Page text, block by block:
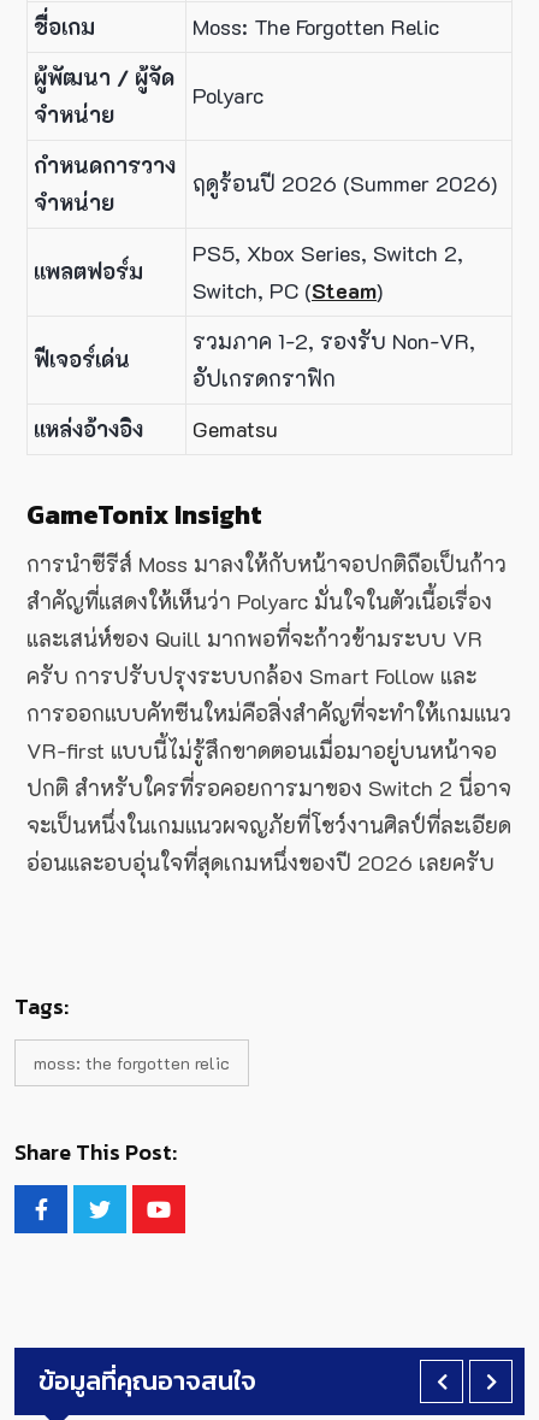
ชื่อเกม
Moss: The Forgotten Relic
ผู้พัฒนา / ผู้จัด
จำหน่าย
Polyarc
กำหนดการวาง
จำหน่าย
ฤดูร้อนปี 2026 (Summer 2026)
แพลตฟอร์ม
PS5, Xbox Series, Switch 2,
Switch, PC (Steam)
ฟีเจอร์เด่น
รวมภาค 1-2, รองรับ Non-VR,
อัปเกรดกราฟิก
แหล่งอ้างอิง
Gematsu
GameTonix Insight
การนำซีรีส์ Moss มาลงให้กับหน้าจอปกติถือเป็นก้าว
สำคัญที่แสดงให้เห็นว่า Polyarc มั่นใจในตัวเนื้อเรื่อง
และเสน่ห์ของ Quill มากพอที่จะก้าวข้ามระบบ VR
ครับ การปรับปรุงระบบกล้อง Smart Follow และ
การออกแบบคัทซีนใหม่คือสิ่งสำคัญที่จะทำให้เกมแนว
VR-first แบบนี้ไม่รู้สึกขาดตอนเมื่อมาอยู่บนหน้าจอ
ปกติ สำหรับใครที่รอคอยการมาของ Switch 2 นี่อาจ
จะเป็นหนึ่งในเกมแนวผจญภัยที่โชว์งานศิลป์ที่ละเอียด
อ่อนและอบอุ่นใจที่สุดเกมหนึ่งของปี 2026 เลยครับ
Tags:
moss: the forgotten relic
Share This Post:
ข้อมูลที่คุณอาจสนใจ